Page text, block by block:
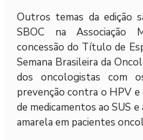
Outros temas da edição
SBOC na Associação
concessão do Título de
Semana Brasileira da
dos oncologistas com
prevenção contra o HPV e
de medicamentos ao SUS
amarela em pacientes